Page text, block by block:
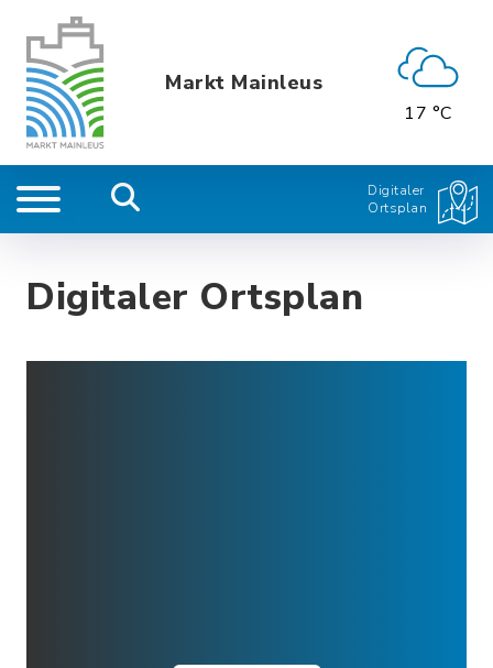
Markt Mainleus
17 °C
Digitaler
Ortsplan
Digitaler Ortsplan